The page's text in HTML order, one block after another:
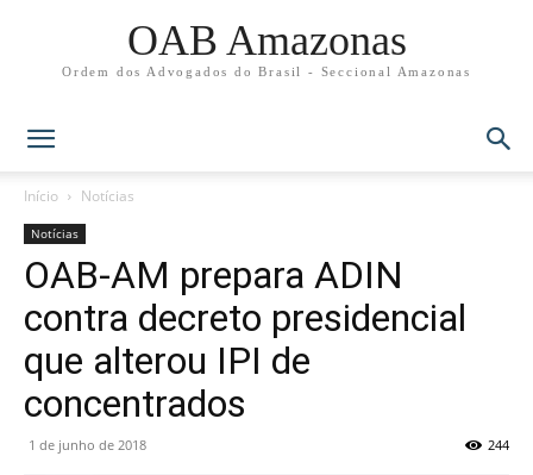
OAB Amazonas
Ordem dos Advogados do Brasil - Seccional Amazonas
Início Notícias
Notícias
OAB-AM prepara ADIN
contra decreto presidencial
que alterou IPI de
concentrados
1 de junho de 2018 244